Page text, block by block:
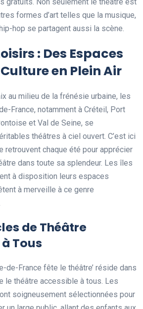
gratuits. Non seulement le théâtre est
formes d’art telles que la musique,
hop se partagent aussi la scène.
: Des Espaces
en Plein Air
au milieu de la frénésie urbaine, les
France, notamment à Créteil, Port
et Val de Seine, se
théâtres à ciel ouvert. C’est ici
retrouvent chaque été pour apprécier
dans toute sa splendeur. Les îles
à disposition leurs espaces
à merveille à ce genre
de Théâtre
Tous
de-France fête le théâtre’ réside dans
le théâtre accessible à tous. Les
soigneusement sélectionnées pour